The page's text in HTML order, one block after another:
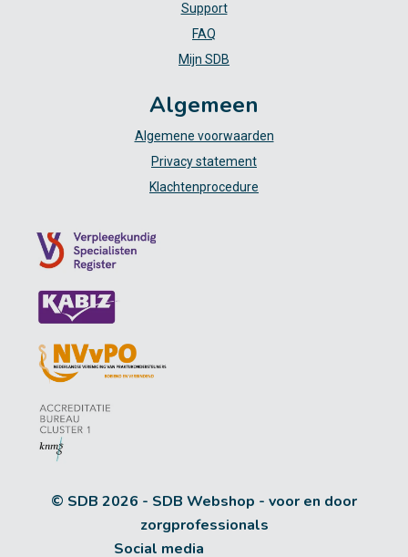
Support
FAQ
Mijn SDB
Algemeen
Algemene voorwaarden
Privacy statement
Klachtenprocedure
© SDB 2026 - SDB Webshop - voor en door
zorgprofessionals
Social media